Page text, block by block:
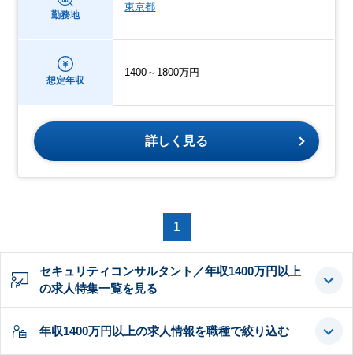
勤務地
東京都
想定年収
1400～1800万円
詳しく見る
1
セキュリティコンサルタント／年収1400万円以上
の求人特集一覧を見る
年収1400万円以上の求人情報を職種で絞り込む